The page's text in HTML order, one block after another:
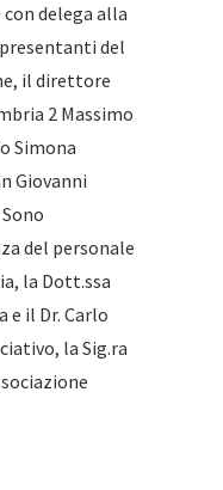
delega alla
del
il direttore
2 Massimo
Simona
Giovanni
del personale
la Dott.ssa
e il Dr. Carlo
la Sig.ra